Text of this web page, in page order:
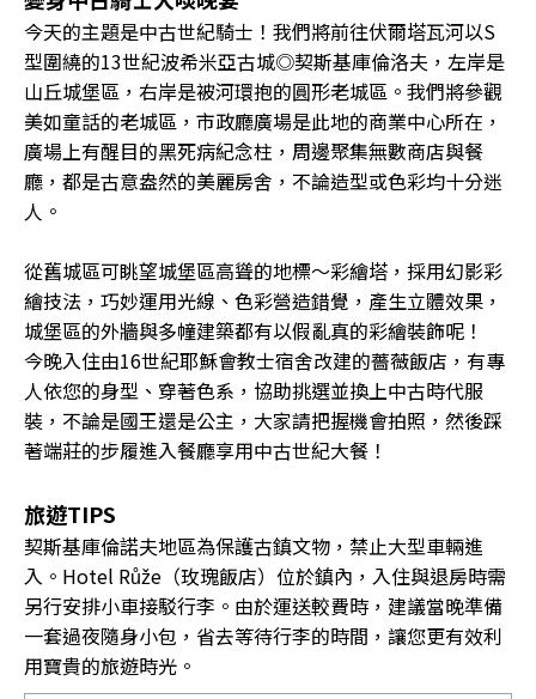
今天的主題是中古世紀騎士！我們將前往伏爾塔瓦河以S
型圍繞的13世紀波希米亞古城◎契斯基庫倫洛夫，左岸是
山丘城堡區，右岸是被河環抱的圓形老城區。我們將參觀
美如童話的老城區，市政廳廣場是此地的商業中心所在，
廣場上有醒目的黑死病紀念柱，周邊聚集無數商店與餐
廳，都是古意盎然的美麗房舍，不論造型或色彩均十分迷
人。
從舊城區可眺望城堡區高聳的地標～彩繪塔，採用幻影彩
繪技法，巧妙運用光線、色彩營造錯覺，產生立體效果，
城堡區的外牆與多幢建築都有以假亂真的彩繪裝飾呢！
今晚入住由16世紀耶穌會教士宿舍改建的薔薇飯店，有專
人依您的身型、穿著色系，協助挑選並換上中古時代服
裝，不論是國王還是公主，大家請把握機會拍照，然後踩
著端莊的步履進入餐廳享用中古世紀大餐！
旅遊TIPS
契斯基庫倫諾夫地區為保護古鎮文物，禁止大型車輛進
入。Hotel Růže（玫瑰飯店）位於鎮內，入住與退房時需
另行安排小車接駁行李。由於運送較費時，建議當晚準備
一套過夜隨身小包，省去等待行李的時間，讓您更有效利
用寶貴的旅遊時光。